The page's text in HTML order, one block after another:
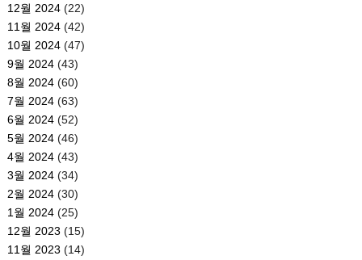
12월 2024(22)
11월 2024(42)
10월 2024(47)
9월 2024(43)
8월 2024(60)
7월 2024(63)
6월 2024(52)
5월 2024(46)
4월 2024(43)
3월 2024(34)
2월 2024(30)
1월 2024(25)
12월 2023 (15)
11월 2023 (14)